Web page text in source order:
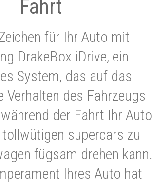
Fahrt
für Ihr Auto mit
DrakeBox iDrive, ein
System, das auf das
Verhalten des Fahrzeugs
der Fahrt Ihr Auto
supercars zu
fügsam drehen kann.
Ihres Auto hat